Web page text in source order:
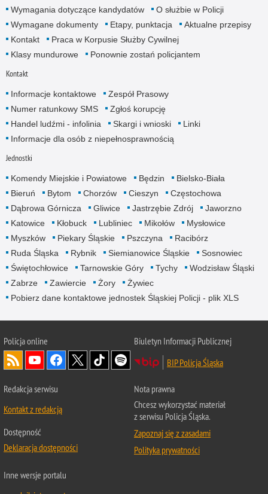
Wymagania dotyczące kandydatów
O służbie w Policji
Wymagane dokumenty
Etapy, punktacja
Aktualne przepisy
Kontakt
Praca w Korpusie Służby Cywilnej
Klasy mundurowe
Ponownie zostań policjantem
Kontakt
Informacje kontaktowe
Zespół Prasowy
Numer ratunkowy SMS
Zgłoś korupcję
Handel ludźmi - infolinia
Skargi i wnioski
Linki
Informacje dla osób z niepełnosprawnością
Jednostki
Komendy Miejskie i Powiatowe Będzin
Bielsko-Biała
Bieruń
Bytom Chorzów Cieszyn
Częstochowa
Dąbrowa Górnicza
Gliwice Jastrzębie Zdrój
Jaworzno
Katowice
Kłobuck Lubliniec Mikołów
Mysłowice
Myszków
Piekary Śląskie Pszczyna
Racibórz
Ruda Śląska
Rybnik Siemianowice Śląskie
Sosnowiec
Świętochłowice
Tarnowskie Góry Tychy
Wodzisław Śląski
Zabrze
Zawiercie Żory
Żywiec
Pobierz dane kontaktowe jednostek Śląskiej Policji - plik XLS
Policja online
Biuletyn Informacji Publicznej
BIP Policja Śląska
Redakcja serwisu
Kontakt z redakcją
Dostępność
Deklaracja dostępności
Nota prawna
Chcesz wykorzystać materiał
z serwisu Policja Śląska.
Zapoznaj się z zasadami
Polityka prywatności
Inne wersje portalu